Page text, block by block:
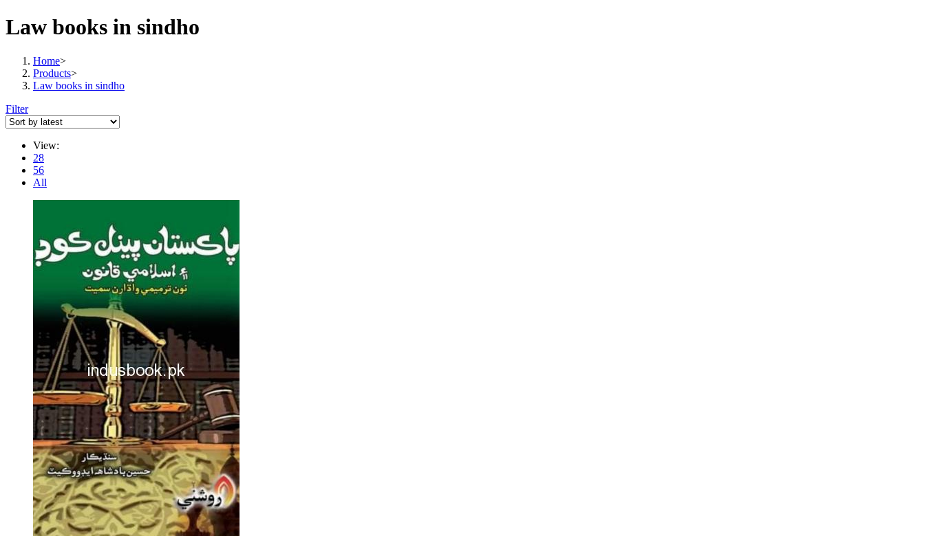
Law books in sindho
Home>
Products>
Law books in sindho
Filter
View:
28
56
All